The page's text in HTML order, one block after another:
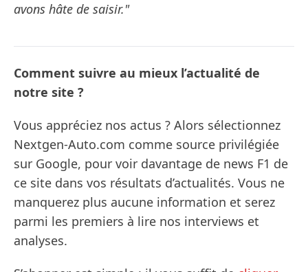
avons hâte de saisir."
Comment suivre au mieux l’actualité de
notre site ?
Vous appréciez nos actus ? Alors sélectionnez
Nextgen-Auto.com comme source privilégiée
sur Google, pour voir davantage de news F1 de
ce site dans vos résultats d’actualités. Vous ne
manquerez plus aucune information et serez
parmi les premiers à lire nos interviews et
analyses.